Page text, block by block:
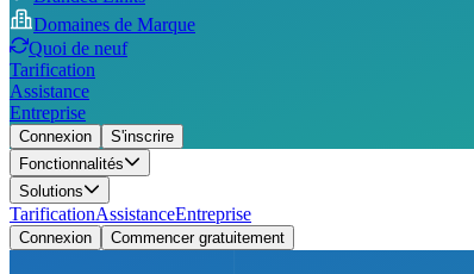
Domaines de Marque
Quoi de neuf
Tarification
Assistance
Entreprise
Connexion
S'inscrire
Fonctionnalités
Solutions
TarificationAssistanceEntreprise
Connexion Commencer gratuitement